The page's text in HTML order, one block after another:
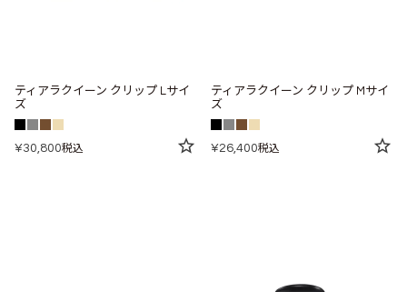
ティアラクイーン クリップ Lサイ
ズ
¥30,800税込
ティアラクイーン クリップ Mサイ
ズ
¥26,400税込